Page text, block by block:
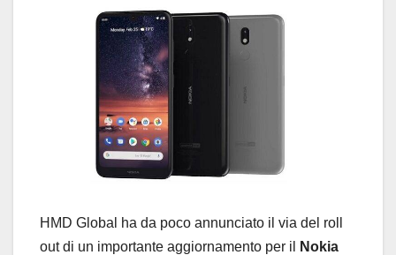
HMD Global ha da poco annunciato il via del roll
out di un importante aggiornamento per il
Nokia